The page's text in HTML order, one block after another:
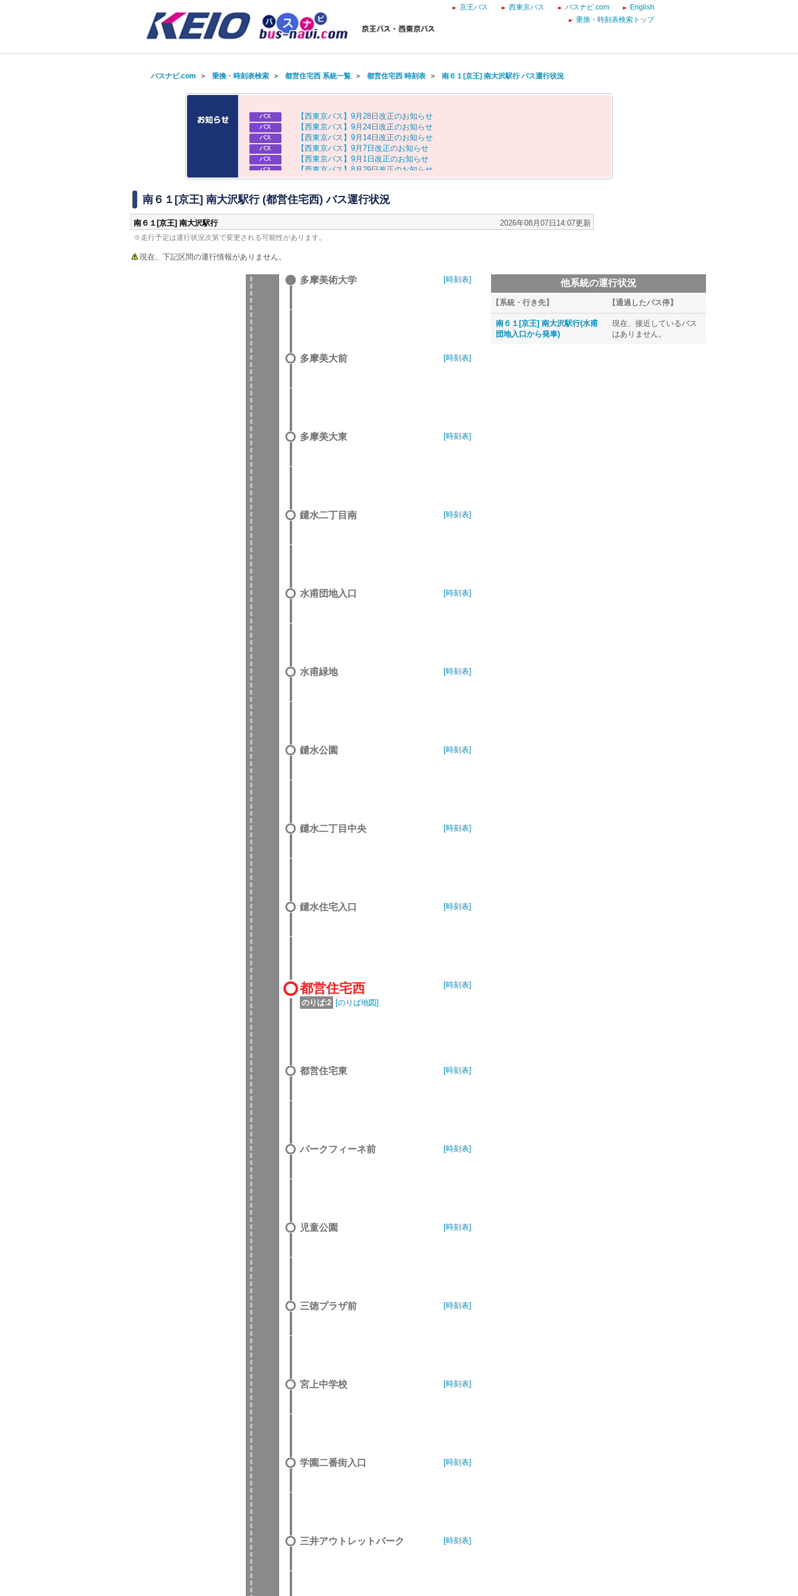
京王バス 西東京バス バスナビ.com
English
乗換・時刻表検索トップ
バスナビ.com ＞ 乗換・時刻表検索＞ 都営住宅西 系統一覧＞ 都営住宅西 時刻表＞ 南６１[京王] 南大沢駅行 バス運行状況
バス 【西東京バス 】 9月 28 日 改正のお知 らせ
バス 【西東京バス 】 9月 24 日 改正のお知 らせ
バス 【西東京バス 】 9月 14 日 改正のお知 らせ
バス 【西東京バス 】 9月 7 日 改正のお知 らせ
バス 【西東京バス 】 9月 1 日 改正のお知 らせ
バス 【西東京バス 】 8 月 29日改正のお知 らせ
バス 【京王バス】お盆ダイヤのお知らせ
南６１[京王] 南大沢駅行 (都営住宅西) バス運行状況
南６１[京王] 南大沢駅行 2026年08月07日14:07更新
※走行予定は運行状況次第で変更される可能性があります。
現在、下記区間の運行情報がありません。
多摩美術大学 [時刻表]
多摩美大前 [時刻表]
多摩美大東 [時刻表]
鑓水二丁目南 [時刻表]
水甫団地入口 [時刻表]
水甫緑地 [時刻表]
鑓水公園 [時刻表]
鑓水二丁目中央 [時刻表]
鑓水住宅入口 [時刻表]
都営住宅西
のりば:2 [のりば地図]
[時刻表]
都営住宅東 [時刻表]
パークフィーネ前 [時刻表]
児童公園 [時刻表]
三徳プラザ前 [時刻表]
宮上中学校 [時刻表]
学園二番街入口 [時刻表]
三井アウトレットパーク [時刻表]
他系統の運行状況
【系統・行き先】 【通過したバス停】
南６１[京王] 南大沢駅行(水甫
団地入口から発車)
現在、接近しているバス
はありません。